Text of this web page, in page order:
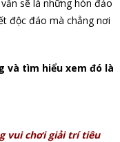
sẽ là những hòn đảo
độc đáo mà chẳng nơi
và tìm hiểu xem đó là
vui chơi giải trí tiêu